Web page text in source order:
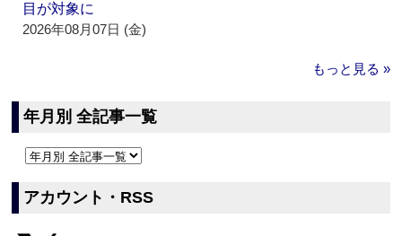
目が対象に
2026年08月07日 (金)
もっと見る »
年月別 全記事一覧
アカウント・RSS